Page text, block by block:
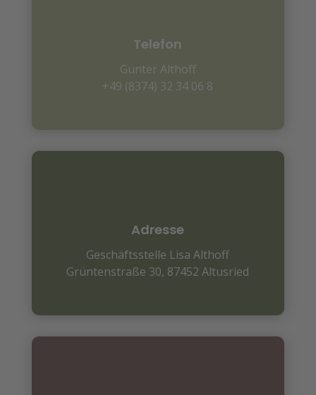
Telefon
Gunter Althoff
+49 (8374) 32 34 06 8
Adresse
Geschäftsstelle Lisa Althoff
Grüntenstraße 30, 87452 Altusried